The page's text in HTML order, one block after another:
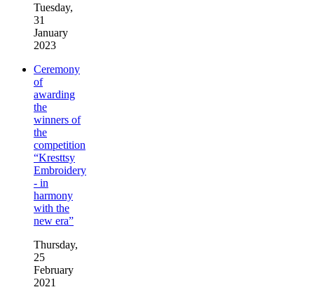
Tuesday,
31
January
2023
Ceremony
of
awarding
the
winners of
the
competition
“Kresttsy
Embroidery
- in
harmony
with the
new era”
Thursday,
25
February
2021